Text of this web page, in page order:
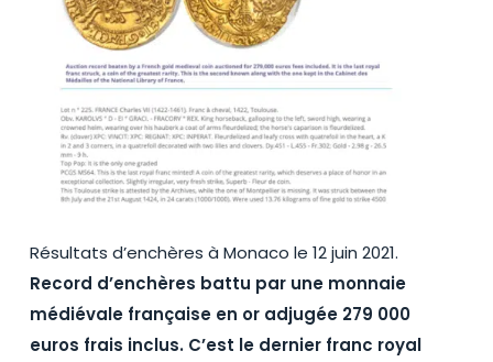
Résultats d’enchères à Monaco le 12 juin 2021.
Record d’enchères battu par une monnaie
médiévale française en or adjugée 279 000
euros frais inclus. C’est le dernier franc royal